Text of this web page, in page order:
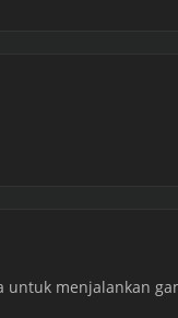
untuk menjalankan